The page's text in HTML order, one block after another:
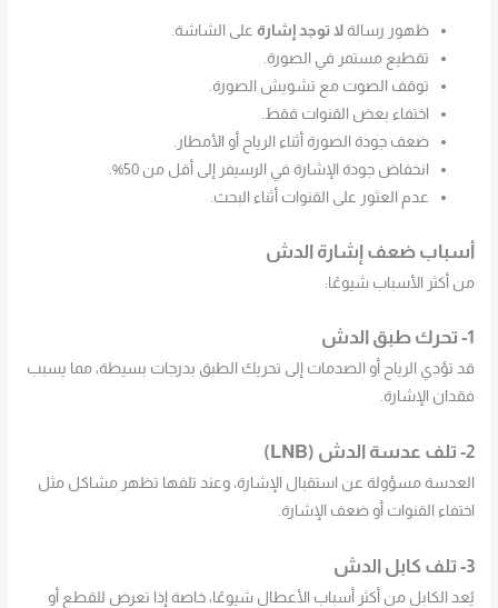
ظهور رسالةلا توجد إشارة على الشاشة.
تقطيع مستمر في الصورة.
توقف الصوت مع تشويش الصورة.
اختفاء بعض القنوات فقط.
ضعف جودة الصورة أثناء الرياح أو الأمطار.
انخفاض جودة الإشارة في الرسيفر إلى أقل من 50%.
عدم العثور على القنوات أثناء البحث.
أسباب ضعف إشارة الدش
من أكثر الأسباب شيوعًا:
1- تحرك طبق الدش
قد تؤدي الرياح أو الصدمات إلى تحريك الطبق بدرجات بسيطة، مما يسبب
فقدان الإشارة.
2- تلف عدسة الدش (LNB)
العدسة مسؤولة عن استقبال الإشارة، وعند تلفها تظهر مشاكل مثل
اختفاء القنوات أو ضعف الإشارة.
3- تلف كابل الدش
يُعد الكابل من أكثر أسباب الأعطال شيوعًا، خاصة إذا تعرض للقطع أو